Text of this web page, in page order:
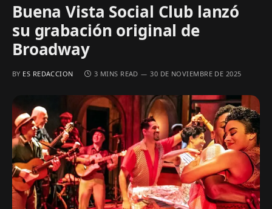
Buena Vista Social Club lanzó
su grabación original de
Broadway
BY ES REDACCION 3 MINS READ 30 DE NOVIEMBRE DE 2025